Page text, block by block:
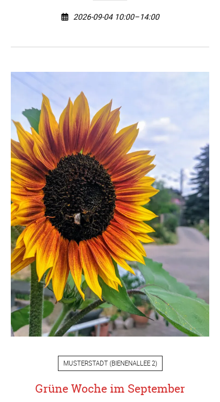
2026-09-04 10:00–14:00
MUSTERSTADT(BIENENALLEE 2)
Grüne Woche im September